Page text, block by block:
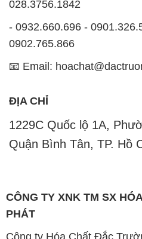
ĐỊA CHỈ
1229C Quốc lộ 1A,
Quận Bình Tân, TP. Hồ
CÔNG TY XNK TM SX
PHÁT
chuyên kinh doanh và phân
công nghiệp đa dạng, nhằm
dụng của khách hàng một